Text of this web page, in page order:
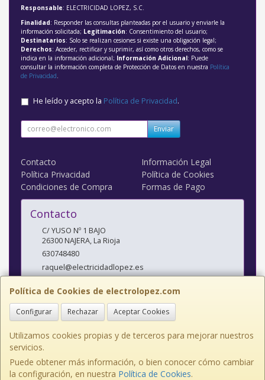
Política de Cookies de electrolopez.com
Configurar Rechazar Aceptar Cookies
Utilizamos cookies propias y de terceros para mejorar nuestros
servicios.
Puede obtener más información, o bien conocer cómo cambiar
la configuración, en nuestra Política de Cookies.
Responsable: ELECTRICIDAD LOPEZ, S.C.
Finalidad: Responder las consultas planteadas por el usuario y enviarle la
información solicitada; Legitimación: Consentimiento del usuario;
Destinatarios: Solo se realizan cesiones si existe una obligación legal;
Derechos: Acceder, rectificar y suprimir, así como otros derechos, como se
indica en la información adicional; Información Adicional: Puede
consultar la información completa de Protección de Datos en nuestra Política
de Privacidad
He leído y acepto la Política de Privacidad.
Enviar
Contacto
Información Legal
Política Privacidad
Política de Cookies
Condiciones de Compra
Formas de Pago
Contacto
C/ YUSO Nº 1 BAJO
26300NAJERA,La Rioja
630748480
raquel@electricidadlopez.es
Horario
LUNES A VIERNES DE 10:00 A 14:00 H Y DE 17:00 H A 20:00 H
C/ YUSO Nº 1 BAJO, 26300, La Rioja, España. - C.I.F.: J26435081 - Tfno:
941363365 Movil: 630748480